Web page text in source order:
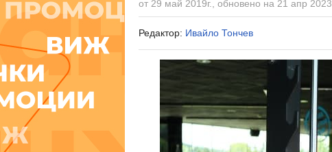
от 29 май 2019г., обновено на 21 апр
Редактор: Ивайло Тончев